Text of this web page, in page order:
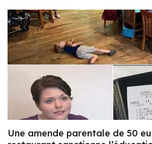
Une amende parentale de 50